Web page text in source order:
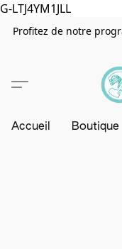
G-LTJ4YM1JLL
Profitez de notre
Accueil Boutique